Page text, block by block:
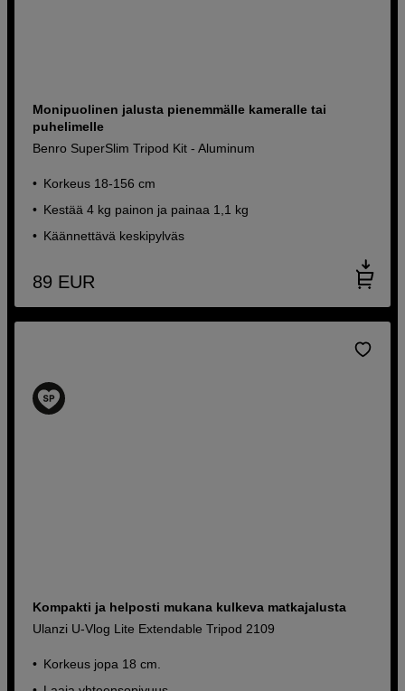
Monipuolinen jalusta pienemmälle kameralle tai
puhelimelle
Benro SuperSlim Tripod Kit - Aluminum
Korkeus 18-156 cm
Kestää 4 kg painon ja painaa 1,1 kg
Käännettävä keskipylväs
89 EUR
Kompakti ja helposti mukana kulkeva matkajalusta
Ulanzi U-Vlog Lite Extendable Tripod 2109
Korkeus jopa 18 cm.